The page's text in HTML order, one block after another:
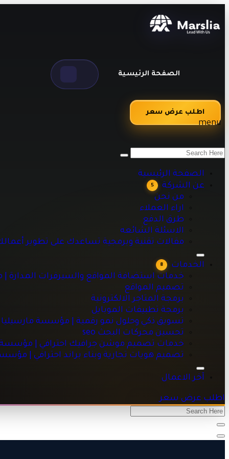
الصفحة الرئيسية
اراء العملاء
الاسئلة الشائعه
مقالات تقنية وبرمجية تساعدك على تطوير أعمالك
خدمات استضافة المواقع والسيرفرات المدارة | مؤسسة
برمجة المتاجر الالكترونية
برمجة تطبيقات الموبايل
تسويق ذكي وحلول نمو رقمية | مؤسسة مارسيليا للبرمجيات
تحسين محركات البحث seo
خدمات تصميم موشن جرافيك احترافي | مؤسسة مارسيليا
تصميم هويات تجارية وبناء براند احترافي | مؤسسة مارسيليا
اطلب عرض سعر
menu
الصفحة الرئيسية
عن الشركة
5
من نحن
اراء العملاء
طرق الدفع
الاسئلة الشائعه
مقالات تقنية وبرمجية تساعدك على تطوير
الخدمات 8
خدمات استضافة المواقع والسيرفرات المدارة
تصميم المواقع
برمجة المتاجر الالكترونية
برمجة تطبيقات الموبايل
تسويق ذكي وحلول نمو رقمية | مؤسسة مارسيليا
تحسين محركات البحث seo
خدمات تصميم موشن جرافيك احترافي | مؤسسة
تصميم هويات تجارية وبناء براند احترافي |
آخر الاعمال
اطلب عرض سعر